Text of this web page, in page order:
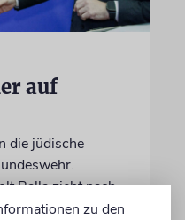
auf
die jüdische
Balla zieht nach
zu den